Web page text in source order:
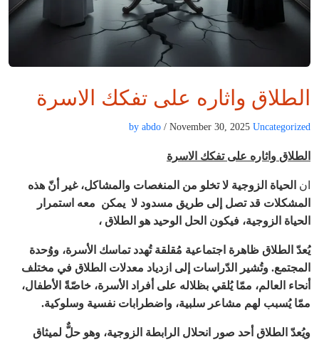
الطلاق واثاره على تفكك الاسرة
by abdo / November 30, 2025 Uncategorized
الطلاق واثاره على تفكك الاسرة
ان الحياة الزوجية لا تخلو من المنغصات والمشاكل، غير أنّ هذه
المشكلات قد تصل إلى طريق مسدود لا يمكن معه استمرار
الحياة الزوجية، فيكون الحل الوحيد هو الطلاق ،
يُعدّ الطلاق ظاهرة اجتماعية مُقلقة تُهدد تماسك الأسرة، ووُحدة
المجتمع. وتُشير الدّراسات إلى ازدياد معدلات الطلاق في مختلف
أنحاء العالم، ممّا يُلقي بظلاله على أفراد الأسرة، خاصّةً الأطفال،
ممّا يُسبب لهم مشاعر سلبية، واضطرابات نفسية وسلوكية.
ويُعدّ الطلاق أحد صور انحلال الرابطة الزوجية، وهو حلٌّ لميثاق